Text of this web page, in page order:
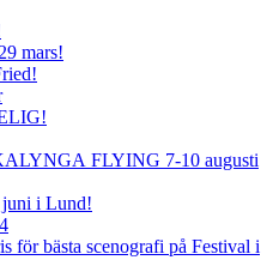
mars!
FLYING 7-10 augusti
i Lund!
för bästa scenografi på Festival i